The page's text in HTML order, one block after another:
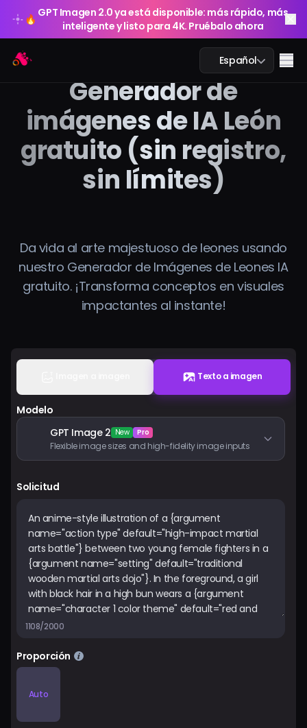
🔥 GPT Imagen 2.0 ya está disponible: más rápido, más
inteligente y listo para 4K. Pruébalo ahora
Español
Chat IA
Estudio IA
Video IA
Herramientas IA
Iniciar sesión
🔥
GPT Imagen 2.0 ya está disponible: más rápido, más
inteligente y listo para 4K. Pruébalo ahora
Generador de
imágenes de IA León
gratuito (sin registro,
sin límites)
Da vida al arte majestuoso de leones usando
nuestro Generador de Imágenes de Leones IA
gratuito. ¡Transforma conceptos en visuales
impactantes al instante!
Texto a imagen
Modelo
GPT Image 2 New Pro
Flexible image sizes and high-fidelity image inputs
Solicitud
1108/2000
Proporción
Auto